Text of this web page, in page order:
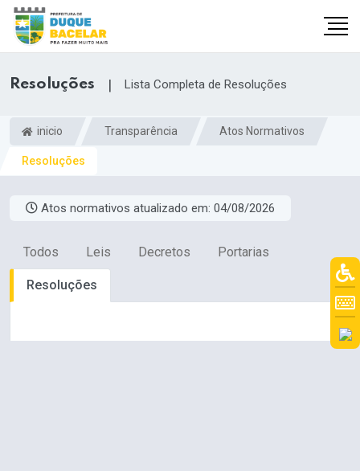
Resoluções | Lista Completa de Resoluções
inicio Transparência Atos Normativos
Resoluções
Atos normativos atualizado em: 04/08/2026
Todos Leis Decretos Portarias
Resoluções